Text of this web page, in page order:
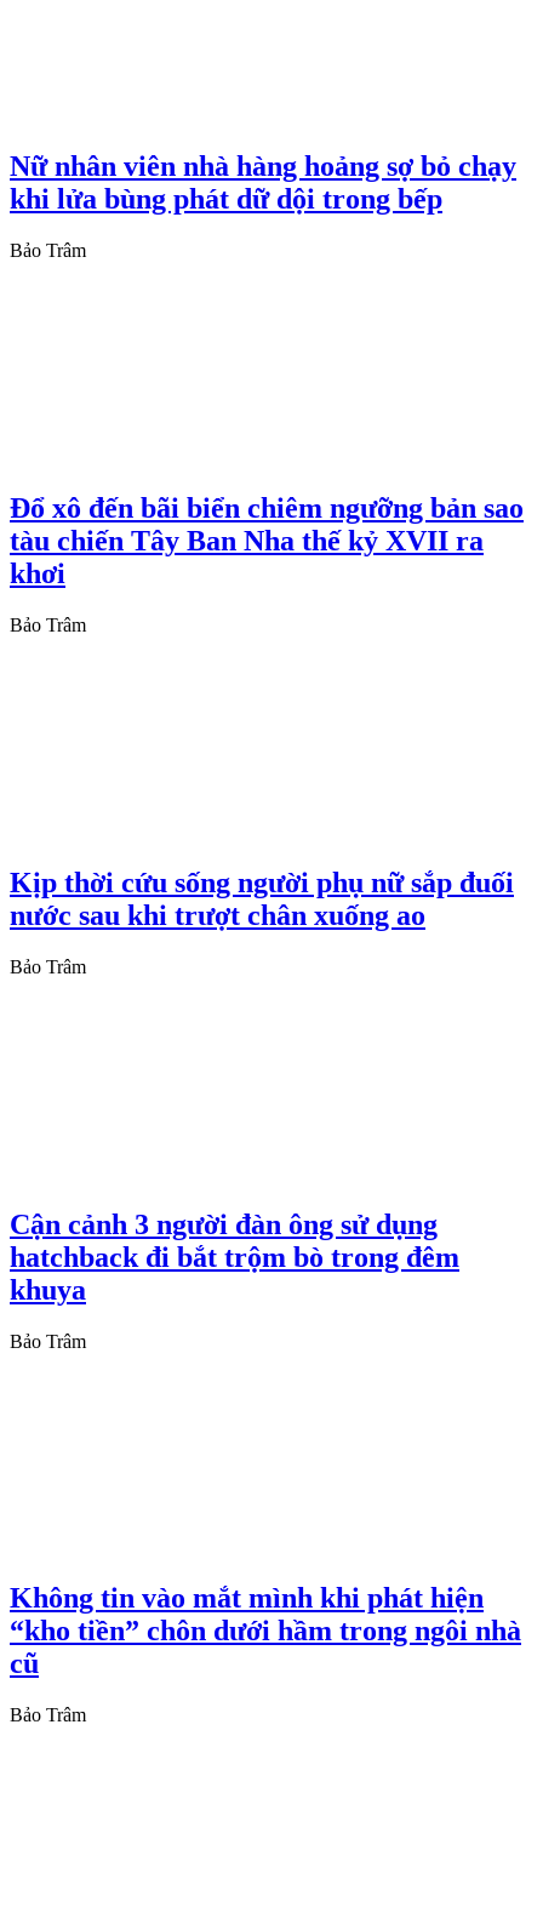
Nữ nhân viên nhà hàng hoảng sợ bỏ chạy
khi lửa bùng phát dữ dội trong bếp
Bảo Trâm
Đổ xô đến bãi biển chiêm ngưỡng bản sao
tàu chiến Tây Ban Nha thế kỷ XVII ra
khơi
Bảo Trâm
Kịp thời cứu sống người phụ nữ sắp đuối
nước sau khi trượt chân xuống ao
Bảo Trâm
Cận cảnh 3 người đàn ông sử dụng
hatchback đi bắt trộm bò trong đêm
khuya
Bảo Trâm
Không tin vào mắt mình khi phát hiện
“kho tiền” chôn dưới hầm trong ngôi nhà
cũ
Bảo Trâm